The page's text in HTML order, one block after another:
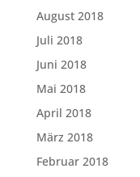
August 2018
Juli 2018
Juni 2018
Mai 2018
April 2018
März 2018
Februar 2018